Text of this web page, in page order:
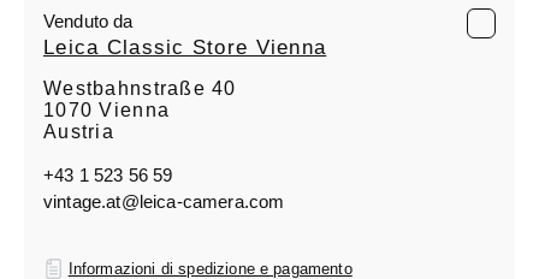
Venduto da
Leica Classic Store Vienna
Westbahnstraße 40
1070 Vienna
Austria
+43 1 523 56 59
vintage.at@leica-camera.com
Informazioni di spedizione e pagamento